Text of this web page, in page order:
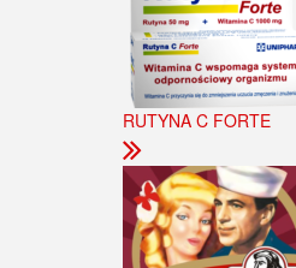
RUTYNA C FORTE